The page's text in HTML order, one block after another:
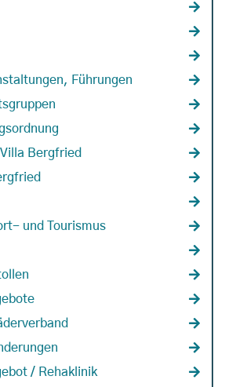
Führungen
Bergfried
und Tourismus
/ Rehaklinik